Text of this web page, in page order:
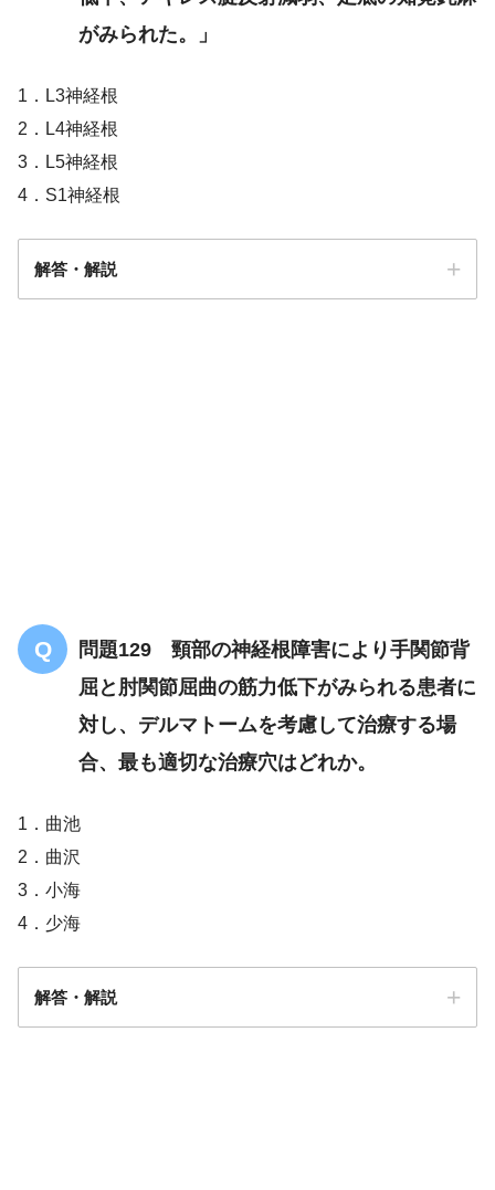
がみられた。」
1．L3神経根
2．L4神経根
3．L5神経根
4．S1神経根
解答・解説
問題129 頸部の神経根障害により手関節背
屈と肘関節屈曲の筋力低下がみられる患者に
対し、デルマトームを考慮して治療する場
合、最も適切な治療穴はどれか。
1．曲池
2．曲沢
3．小海
4．少海
解答・解説